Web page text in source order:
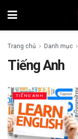
Trang chủ Danh mục
Tiếng Anh
TIẾNG ANH